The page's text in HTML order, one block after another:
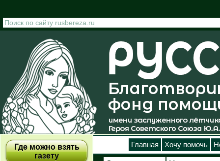
Где можно взять
газету
Главная Хочу помочь